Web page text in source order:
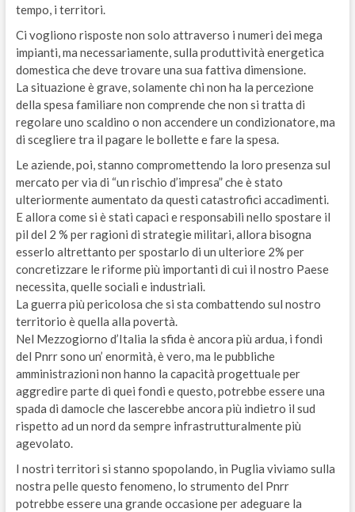
tempo, i territori.
Ci vogliono risposte non solo attraverso i numeri dei mega
impianti, ma necessariamente, sulla produttività energetica
domestica che deve trovare una sua fattiva dimensione.
La situazione è grave, solamente chi non ha la percezione
della spesa familiare non comprende che non si tratta di
regolare uno scaldino o non accendere un condizionatore, ma
di scegliere tra il pagare le bollette e fare la spesa.
Le aziende, poi, stanno compromettendo la loro presenza sul
mercato per via di “un rischio d’impresa” che è stato
ulteriormente aumentato da questi catastrofici accadimenti.
E allora come si è stati capaci e responsabili nello spostare il
pil del 2 % per ragioni di strategie militari, allora bisogna
esserlo altrettanto per spostarlo di un ulteriore 2% per
concretizzare le riforme più importanti di cui il nostro Paese
necessita, quelle sociali e industriali.
La guerra più pericolosa che si sta combattendo sul nostro
territorio è quella alla povertà.
Nel Mezzogiorno d’Italia la sfida è ancora più ardua, i fondi
del Pnrr sono un’ enormità, è vero, ma le pubbliche
amministrazioni non hanno la capacità progettuale per
aggredire parte di quei fondi e questo, potrebbe essere una
spada di damocle che lascerebbe ancora più indietro il sud
rispetto ad un nord da sempre infrastrutturalmente più
agevolato.
I nostri territori si stanno spopolando, in Puglia viviamo sulla
nostra pelle questo fenomeno, lo strumento del Pnrr
potrebbe essere una grande occasione per adeguare la